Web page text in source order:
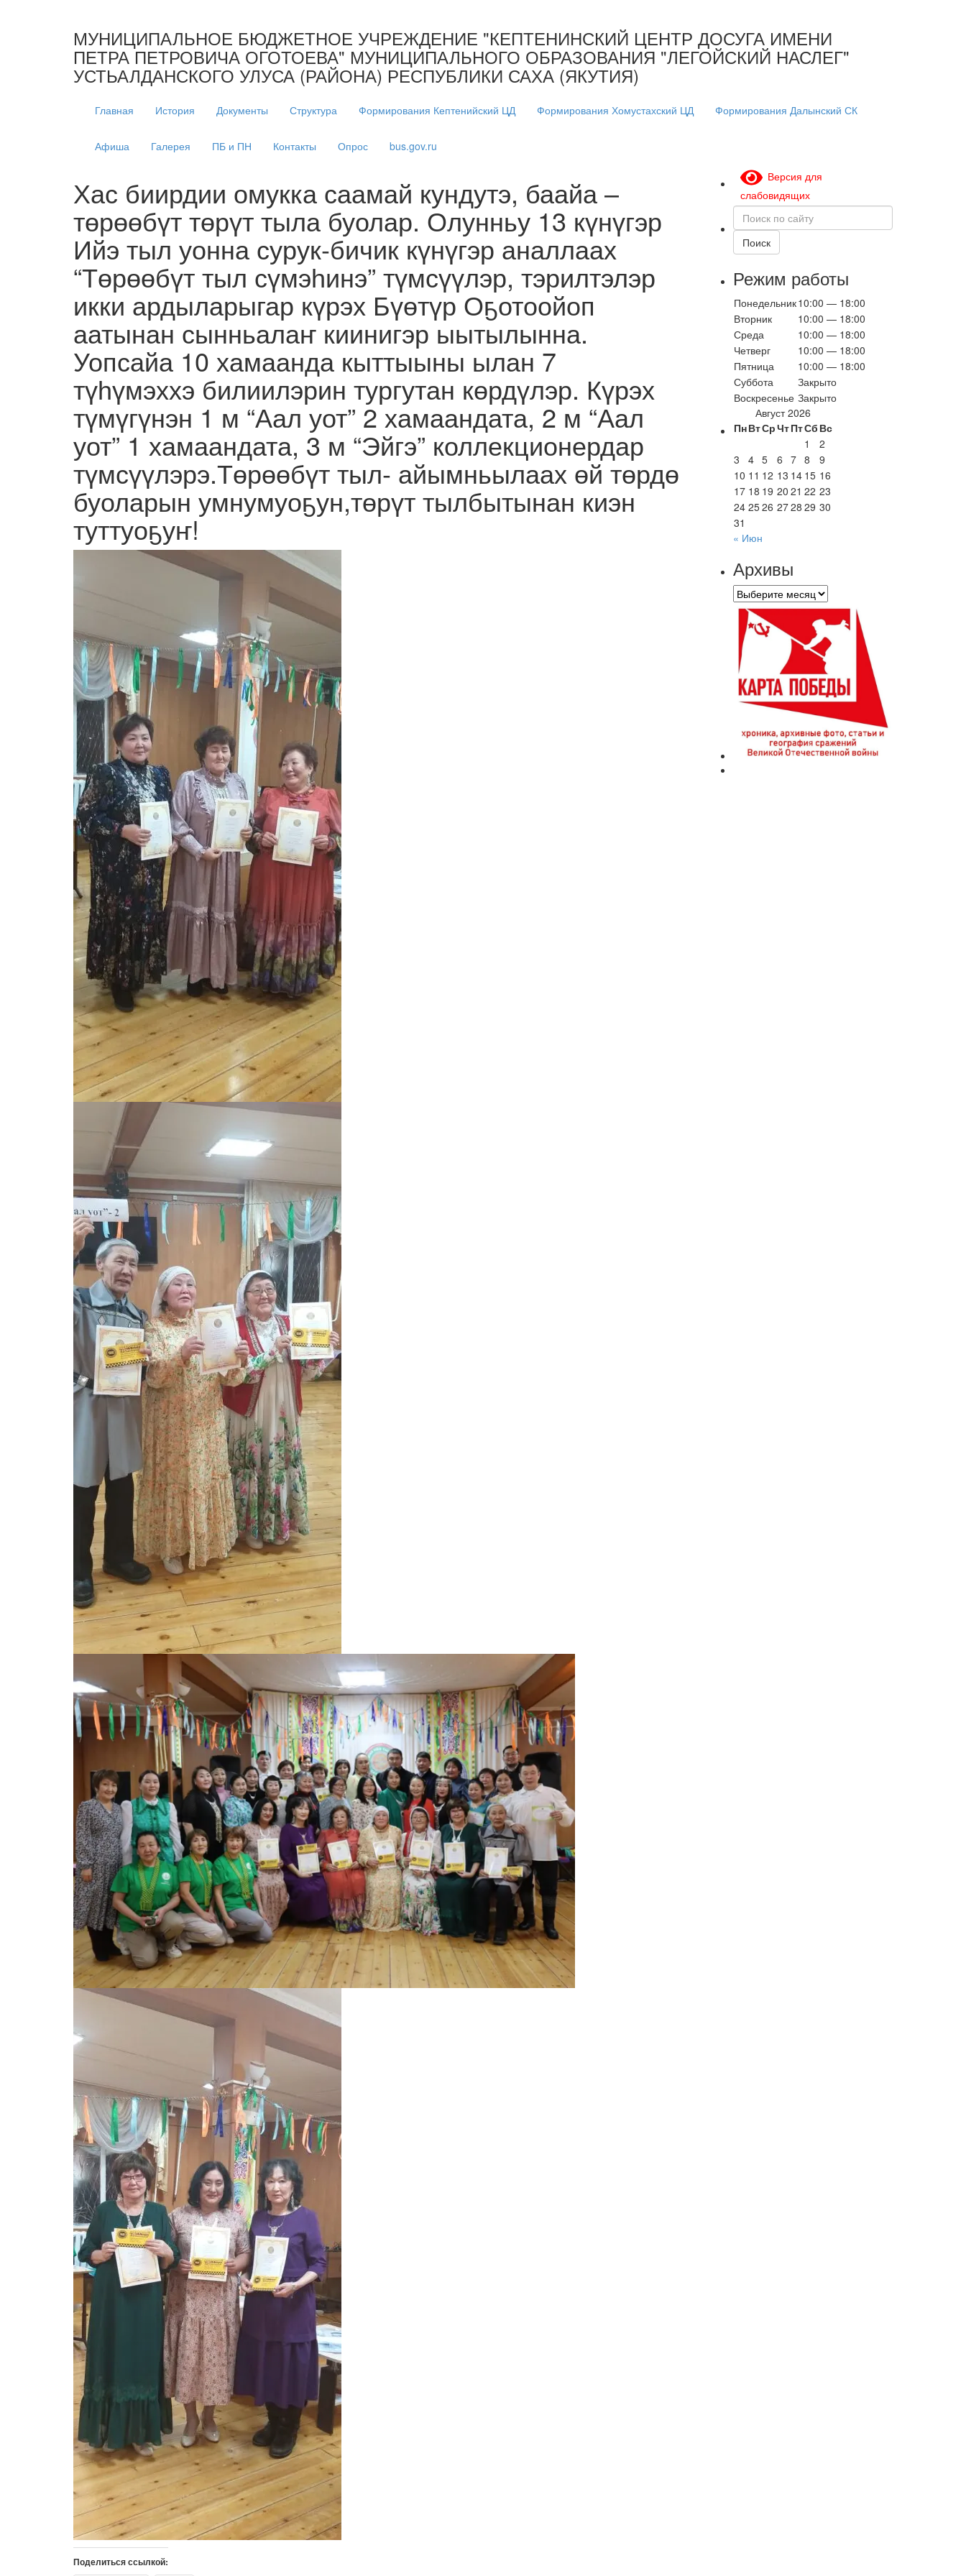
МУНИЦИПАЛЬНОЕ БЮДЖЕТНОЕ УЧРЕЖДЕНИЕ "КЕПТЕНИНСКИЙ ЦЕНТР ДОСУГА ИМЕНИ
ПЕТРА ПЕТРОВИЧА ОГОТОЕВА" МУНИЦИПАЛЬНОГО ОБРАЗОВАНИЯ "ЛЕГОЙСКИЙ НАСЛЕГ"
УСТЬАЛДАНСКОГО УЛУСА (РАЙОНА) РЕСПУБЛИКИ САХА (ЯКУТИЯ)
Главная История Документы Структура Формирования Кептенийский ЦД Формирования Хомустахский ЦД Формирования Далынский СК
Афиша Галерея ПБ и ПН Контакты Опрос bus.gov.ru
Хас биирдии омукка саамай кундутэ, баайа –
төрөөбүт төрүт тыла буолар. Олунньу 13 күнүгэр
Ийэ тыл уонна сурук-бичик күнүгэр аналлаах
“Төрөөбүт тыл сүмэһинэ” түмсүүлэр, тэрилтэлэр
икки ардыларыгар күрэх Бүөтүр Оҕотоойоп
аатынан сынньалаҥ киинигэр ыытылынна.
Уопсайа 10 хамаанда кыттыыны ылан 7
түһүмэххэ билиилэрин тургутан көрдүлэр. Күрэх
түмүгүнэн 1 м “Аал уот” 2 хамаандата, 2 м “Аал
уот” 1 хамаандата, 3 м “Эйгэ” коллекционердар
түмсүүлэрэ.Төрөөбүт тыл- айымньылаах өй төрдө
буоларын умнумуоҕун,төрүт тылбытынан киэн
туттуоҕуҥ!
Поделиться ссылкой:
Версия для
слабовидящих
Поиск
по
сайту
Поиск
Режим работы
Понедельник10:00 — 18:00
Вторник
10:00 — 18:00
Среда
10:00 — 18:00
Четверг
10:00 — 18:00
Пятница
10:00 — 18:00
Суббота
Закрыто
Воскресенье Закрыто
Август 2026
ПнВтСрЧтПтСб Вс
1
2
3
4 5 6 7 8
9
10 11 12 13 14 15 16
17 18 19 20 21 22 23
24 2526 2728 29 30
31
« Июн
Архивы
Архивы